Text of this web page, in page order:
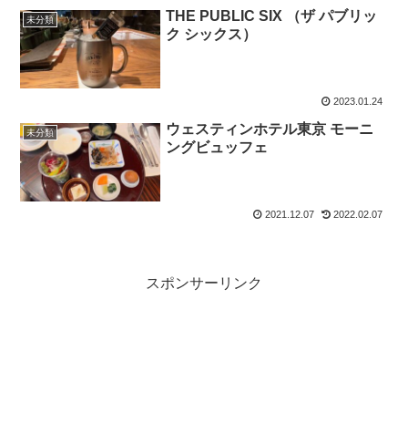
未分類
THE PUBLIC SIX （ザ パブリッ
ク シックス）
2023.01.24
未分類
ウェスティンホテル東京 モーニ
ングビュッフェ
2021.12.07 2022.02.07
スポンサーリンク